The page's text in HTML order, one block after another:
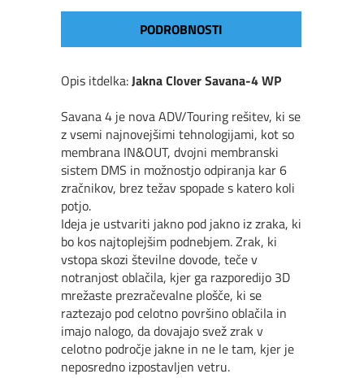
PODROBNOSTI
Opis itdelka:Jakna Clover Savana-4 WP
Savana 4 je nova ADV/Touring rešitev, ki se
z vsemi najnovejšimi tehnologijami, kot so
membrana IN&OUT, dvojni membranski
sistem DMS in možnostjo odpiranja kar 6
zračnikov, brez težav spopade s katero koli
potjo.
Ideja je ustvariti jakno pod jakno iz zraka, ki
bo kos najtoplejšim podnebjem. Zrak, ki
vstopa skozi številne dovode, teče v
notranjost oblačila, kjer ga razporedijo 3D
mrežaste prezračevalne plošče, ki se
raztezajo pod celotno površino oblačila in
imajo nalogo, da dovajajo svežzrak v
celotno področje jakne in ne le tam, kjer je
neposredno izpostavljen vetru.